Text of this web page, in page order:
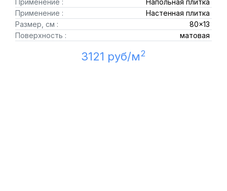
Применение :
Напольная плитка
Применение :
Настенная плитка
Размер, см :
80x13
Поверхность :
матовая
3121 руб/м2